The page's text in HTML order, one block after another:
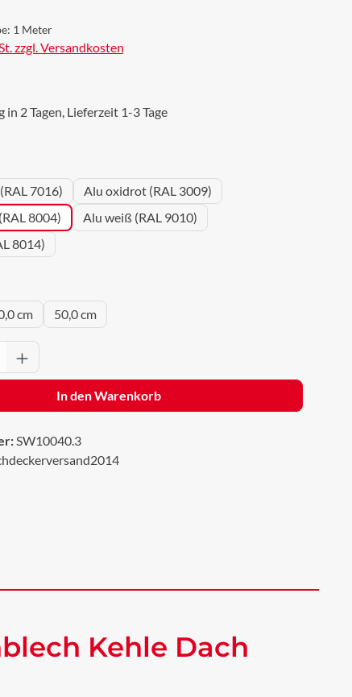
1 Meter
zzgl. Versandkosten
2 Tagen, Lieferzeit 1-3 Tage
7016)
Alu oxidrot (RAL 3009)
8004)
Alu weiß (RAL 9010)
8014)
cm 50,0 cm
Gib den gewünschten Wert ein
In den Warenkorb
SW10040.3
Kehle Dach